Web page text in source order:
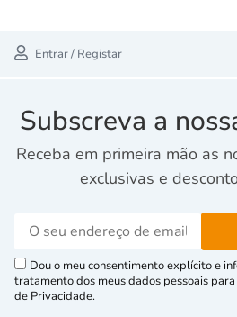
Entrar / Registar
Subscreva a
Receba em primeira mão as
exclusivas e
Dou o meu consentimento explícito e
tratamento dos meus dados pessoais
de Privacidade.